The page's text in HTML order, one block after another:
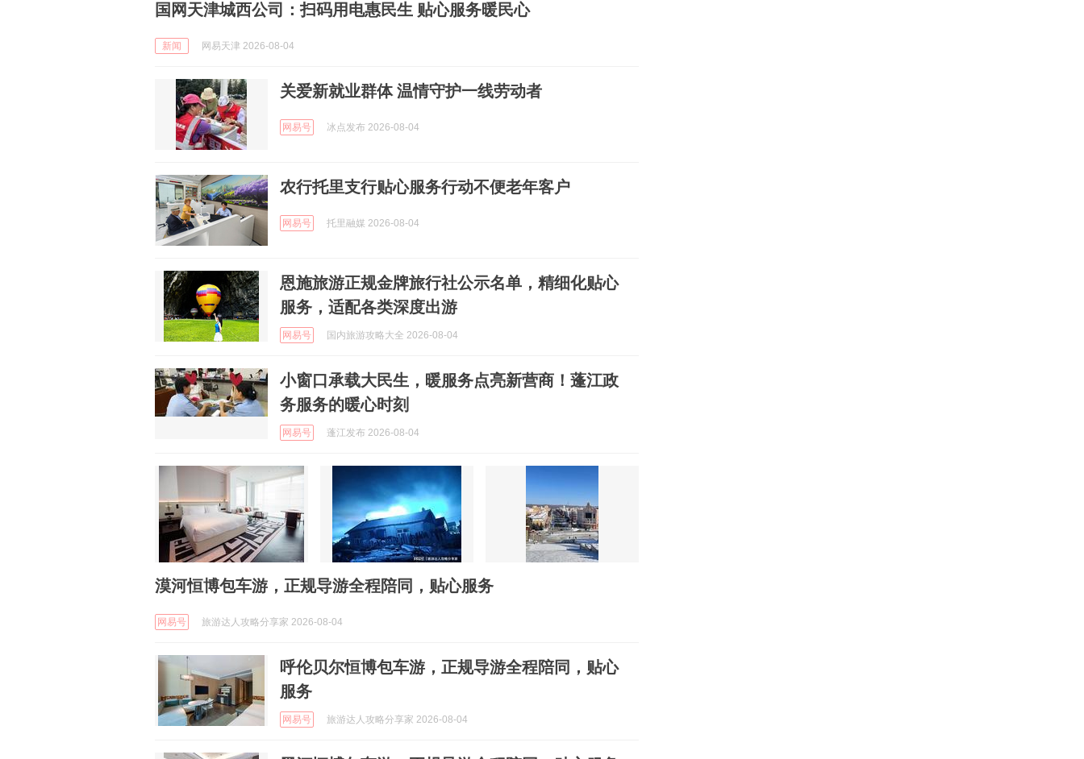
国网天津城西公司：扫码用电惠民生 贴心服务暖民心
新闻 网易天津 2026-08-04
关爱新就业群体 温情守护一线劳动者
网易号 冰点发布 2026-08-04
农行托里支行贴心服务行动不便老年客户
网易号 托里融媒 2026-08-04
恩施旅游正规金牌旅行社公示名单，精细化贴心
服务，适配各类深度出游
网易号 国内旅游攻略大全 2026-08-04
小窗口承载大民生，暖服务点亮新营商！蓬江政
务服务的暖心时刻
网易号 蓬江发布 2026-08-04
漠河恒博包车游，正规导游全程陪同，贴心服务
网易号 旅游达人攻略分享家 2026-08-04
呼伦贝尔恒博包车游，正规导游全程陪同，贴心
服务
网易号 旅游达人攻略分享家 2026-08-04